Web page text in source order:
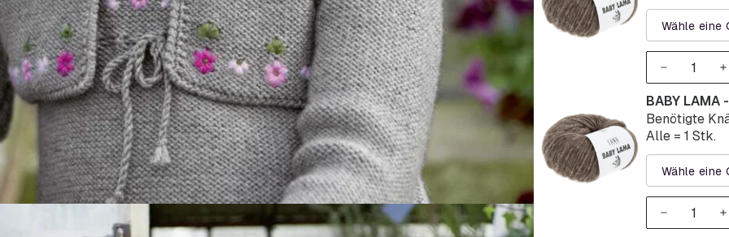
Wähle eine
Wähle eine
BABY LAMA
Benötigte
Alle = 1 Stk.